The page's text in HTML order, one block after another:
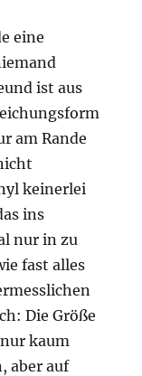
eine
ist aus
am Rande
keinerlei
ins
nur in zu
fast alles
Die Größe
kaum
aber auf